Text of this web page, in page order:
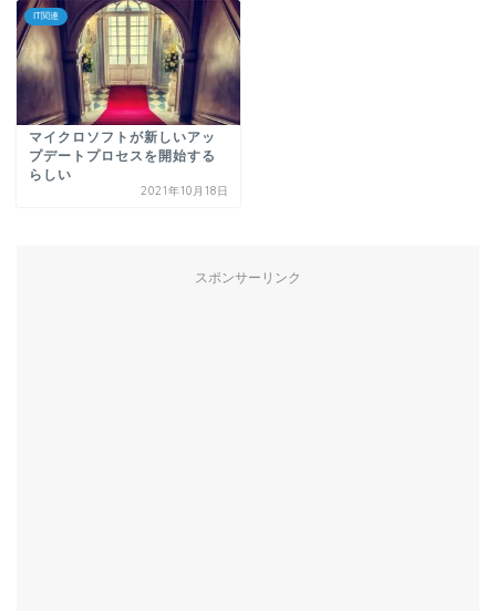
IT関連
マイクロソフトが新しいアッ
プデートプロセスを開始する
らしい
2021年10月18日
スポンサーリンク